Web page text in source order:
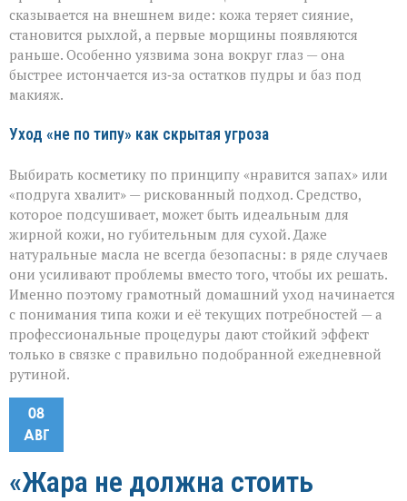
сказывается на внешнем виде: кожа теряет сияние,
становится рыхлой, а первые морщины появляются
раньше. Особенно уязвима зона вокруг глаз — она
быстрее истончается из‑за остатков пудры и баз под
макияж.
Уход «не по типу» как скрытая угроза
Выбирать косметику по принципу «нравится запах» или
«подруга хвалит» — рискованный подход. Средство,
которое подсушивает, может быть идеальным для
жирной кожи, но губительным для сухой. Даже
натуральные масла не всегда безопасны: в ряде случаев
они усиливают проблемы вместо того, чтобы их решать.
Именно поэтому грамотный домашний уход начинается
с понимания типа кожи и её текущих потребностей — а
профессиональные процедуры дают стойкий эффект
только в связке с правильно подобранной ежедневной
рутиной.
08
АВГ
«Жара не должна стоить